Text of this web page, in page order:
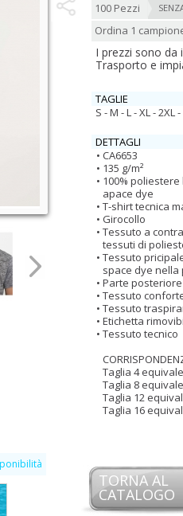
100 Pezzi
Ordina 1
I prezzi sono da
Trasporto e
TAGLIE
S - M - L - XL - 2XL
DETTAGLI
CA6653
135 g/m²
100%
apace dye
T-shirt tecnica
Girocollo
Tessuto a
tessuti di
Tessuto
space dye
Parte
Tessuto
Tessuto
Etichetta
Tessuto tecnico
Taglia 4
Taglia 8
Taglia 12
Taglia 16
TORNA AL
CATALOGO